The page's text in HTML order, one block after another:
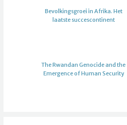
Bevolkingsgroei in Afrika. Het
laatste succescontinent
The Rwandan Genocide and the
Emergence of Human Security